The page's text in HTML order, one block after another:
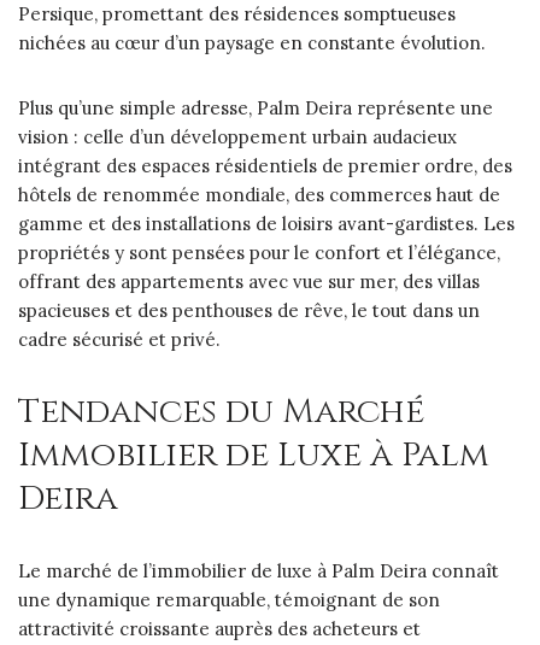
Persique, promettant des résidences somptueuses
nichées au cœur d’un paysage en constante évolution.
Plus qu’une simple adresse, Palm Deira représente une
vision : celle d’un développement urbain audacieux
intégrant des espaces résidentiels de premier ordre, des
hôtels de renommée mondiale, des commerces haut de
gamme et des installations de loisirs avant-gardistes. Les
propriétés y sont pensées pour le confort et l’élégance,
offrant des appartements avec vue sur mer, des villas
spacieuses et des penthouses de rêve, le tout dans un
cadre sécurisé et privé.
Tendances du Marché
Immobilier de Luxe à Palm
Deira
Le marché de l’immobilier de luxe à Palm Deira connaît
une dynamique remarquable, témoignant de son
attractivité croissante auprès des acheteurs et